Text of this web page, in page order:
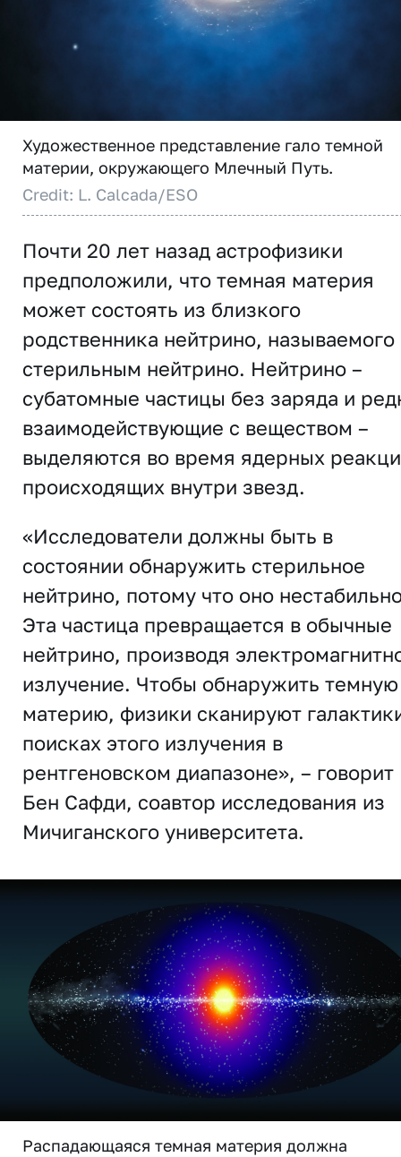
Художественное представление гало темной
материи, окружающего Млечный Путь.
Credit: L. Calcada/ESO
Почти 20 лет назад астрофизики
предположили, что темная материя
может состоять из близкого
родственника нейтрино, называемого
стерильным нейтрино. Нейтрино –
субатомные частицы без заряда и
взаимодействующие с веществом –
выделяются во время ядерных
происходящих внутри звезд.
«Исследователи должны быть в
состоянии обнаружить стерильное
нейтрино, потому что оно
Эта частица превращается в обычные
нейтрино, производя
излучение. Чтобы обнаружить темную
материю, физики сканируют
поисках этого излучения в
рентгеновском диапазоне», – говорит
Бен Сафди, соавтор исследования из
Мичиганского университета.
Распадающаяся темная материя должна